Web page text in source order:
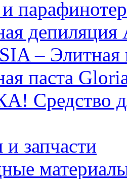
депиляция
– Элитная
паста
Средство
запчасти